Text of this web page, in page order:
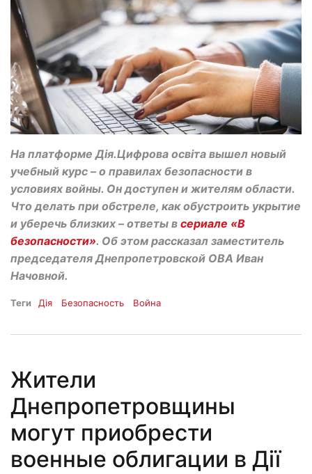
На платформе Дія.Цифрова освіта вышел новый
учебный курс – о правилах безопасности в
условиях войны. Он доступен и жителям области.
Что делать при обстреле, как обустроить укрытие
и уберечь близких – ответы в сериале «В
безопасности». Об этом рассказал заместитель
председателя Днепропетровской ОВА Иван
Начовной.
Теги Дія Безопасность Война
Жители
Днепропетровщины
могут приобрести
военные облигации в Дії